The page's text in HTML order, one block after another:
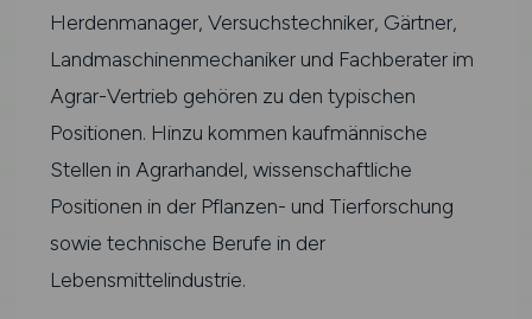
Herdenmanager, Versuchstechniker, Gärtner,
Landmaschinenmechaniker und Fachberater im
Agrar-Vertrieb gehören zu den typischen
Positionen. Hinzu kommen kaufmännische
Stellen in Agrarhandel, wissenschaftliche
Positionen in der Pflanzen- und Tierforschung
sowie technische Berufe in der
Lebensmittelindustrie.